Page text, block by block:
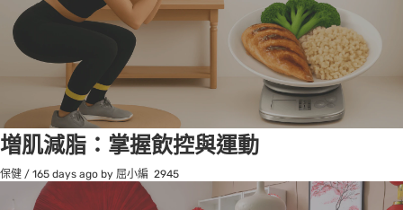
増肌減脂：掌握飲控與運動
保健 / 165 days ago by 屈小編 2945